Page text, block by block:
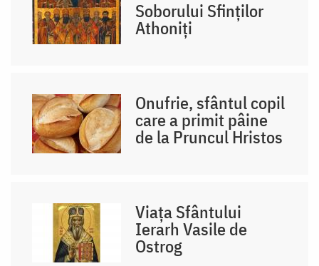
Soborului Sfinților
Athoniți
Onufrie, sfântul copil
care a primit pâine
de la Pruncul Hristos
Viața Sfântului
Ierarh Vasile de
Ostrog